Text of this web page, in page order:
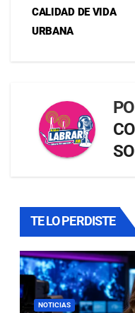
CALIDAD DE VIDA
URBANA
TE LO PERDISTE
NOTICIAS